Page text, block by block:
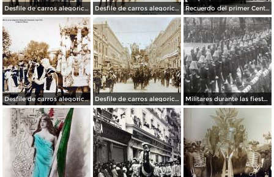
Desfile de carros alegoricos Fiestas del Centenario ( Sep-1910 ) Ciudad de México Desfile de carros alegoricos Fiestas del Centenario ( Sep-1910 ) Ciudad de México Recuerdo del primer Centenario de la Independencia Mexicana carro de La Justicia ( Sep-1910 ) Ciudad de México.
Desfile de carros alegoricos Fiestas del Centenario ( Sep-1910 ) Ciudad de México Desfile de carros alegoricos Fiestas del Centenario ( Sep-1910 ) Ciudad de México Militares durante las fiestas de Primer Centenario de la Independencia (1910)